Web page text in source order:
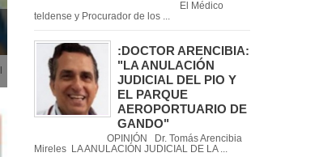
El Médico
teldense y Procurador de los ...
:DOCTOR ARENCIBIA:
"LA ANULACIÓN
JUDICIAL DEL PIO Y
EL PARQUE
AEROPORTUARIO DE
GANDO"
OPINIÓN Dr. Tomás Arencibia
Mireles LA ANULACIÓN JUDICIAL DE LA ...